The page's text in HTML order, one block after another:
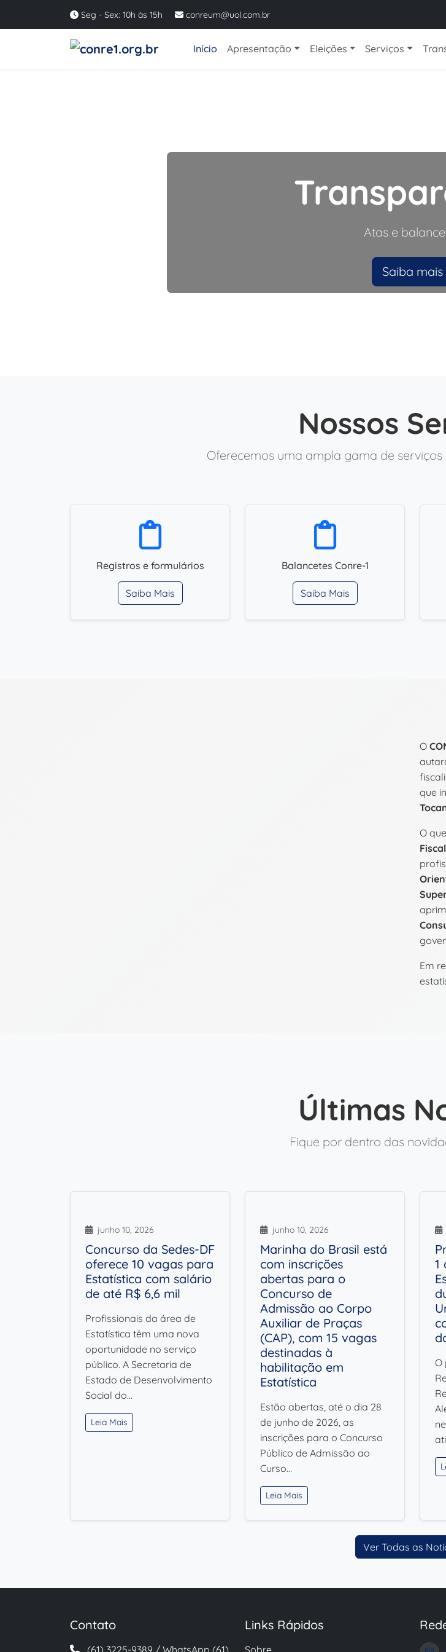
Seg - Sex: 10h às 15h conreum@uol.com.br
Início Apresentação Eleições Serviços
Atas e
Saiba mais
Nossos
Oferecemos uma ampla gama de
Registros e formulários
Saiba Mais
Balancetes Conre-1
Saiba Mais
O
que
O
Em
Últimas
Fique por dentro das
junho 10, 2026
Concurso da Sedes-DF
oferece 10 vagas para
Estatística com salário
de até R$ 6,6 mil
Profissionais da área de
Estatística têm uma nova
oportunidade no serviço
público. A Secretaria de
Estado de Desenvolvimento
Social do…
Leia Mais
junho 10, 2026
Marinha do Brasil está
com inscrições
abertas para o
Concurso de
Admissão ao Corpo
Auxiliar de Praças
(CAP), com 15 vagas
destinadas à
habilitação em
Estatística
Estão abertas, até o dia 28
de junho de 2026, as
inscrições para o Concurso
Público de Admissão ao
Curso…
Leia Mais
1
O
Ver Todas as
Contato
(61) 3225-9389 / WhatsApp (61)
Links Rápidos
Sobre